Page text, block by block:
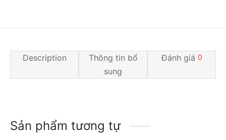
Description
Thông tin bổ
sung
Đánh giá 0
Sản phẩm tương tự